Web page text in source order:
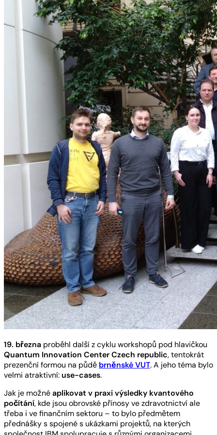
19. března proběhl další z cyklu workshopů pod hlavičkou
Quantum Innovation Center Czech republic, tentokrát
prezenční formou na půdě brněnské VUT. A jeho téma bylo
velmi atraktivní: use-cases.
Jak je možnéaplikovat v praxi výsledky kvantového
počítání, kde jsou obrovské přínosy ve zdravotnictví ale
třeba i ve finančním sektoru – to bylo předmětem
přednášky s spojené s ukázkami projektů, na kterých